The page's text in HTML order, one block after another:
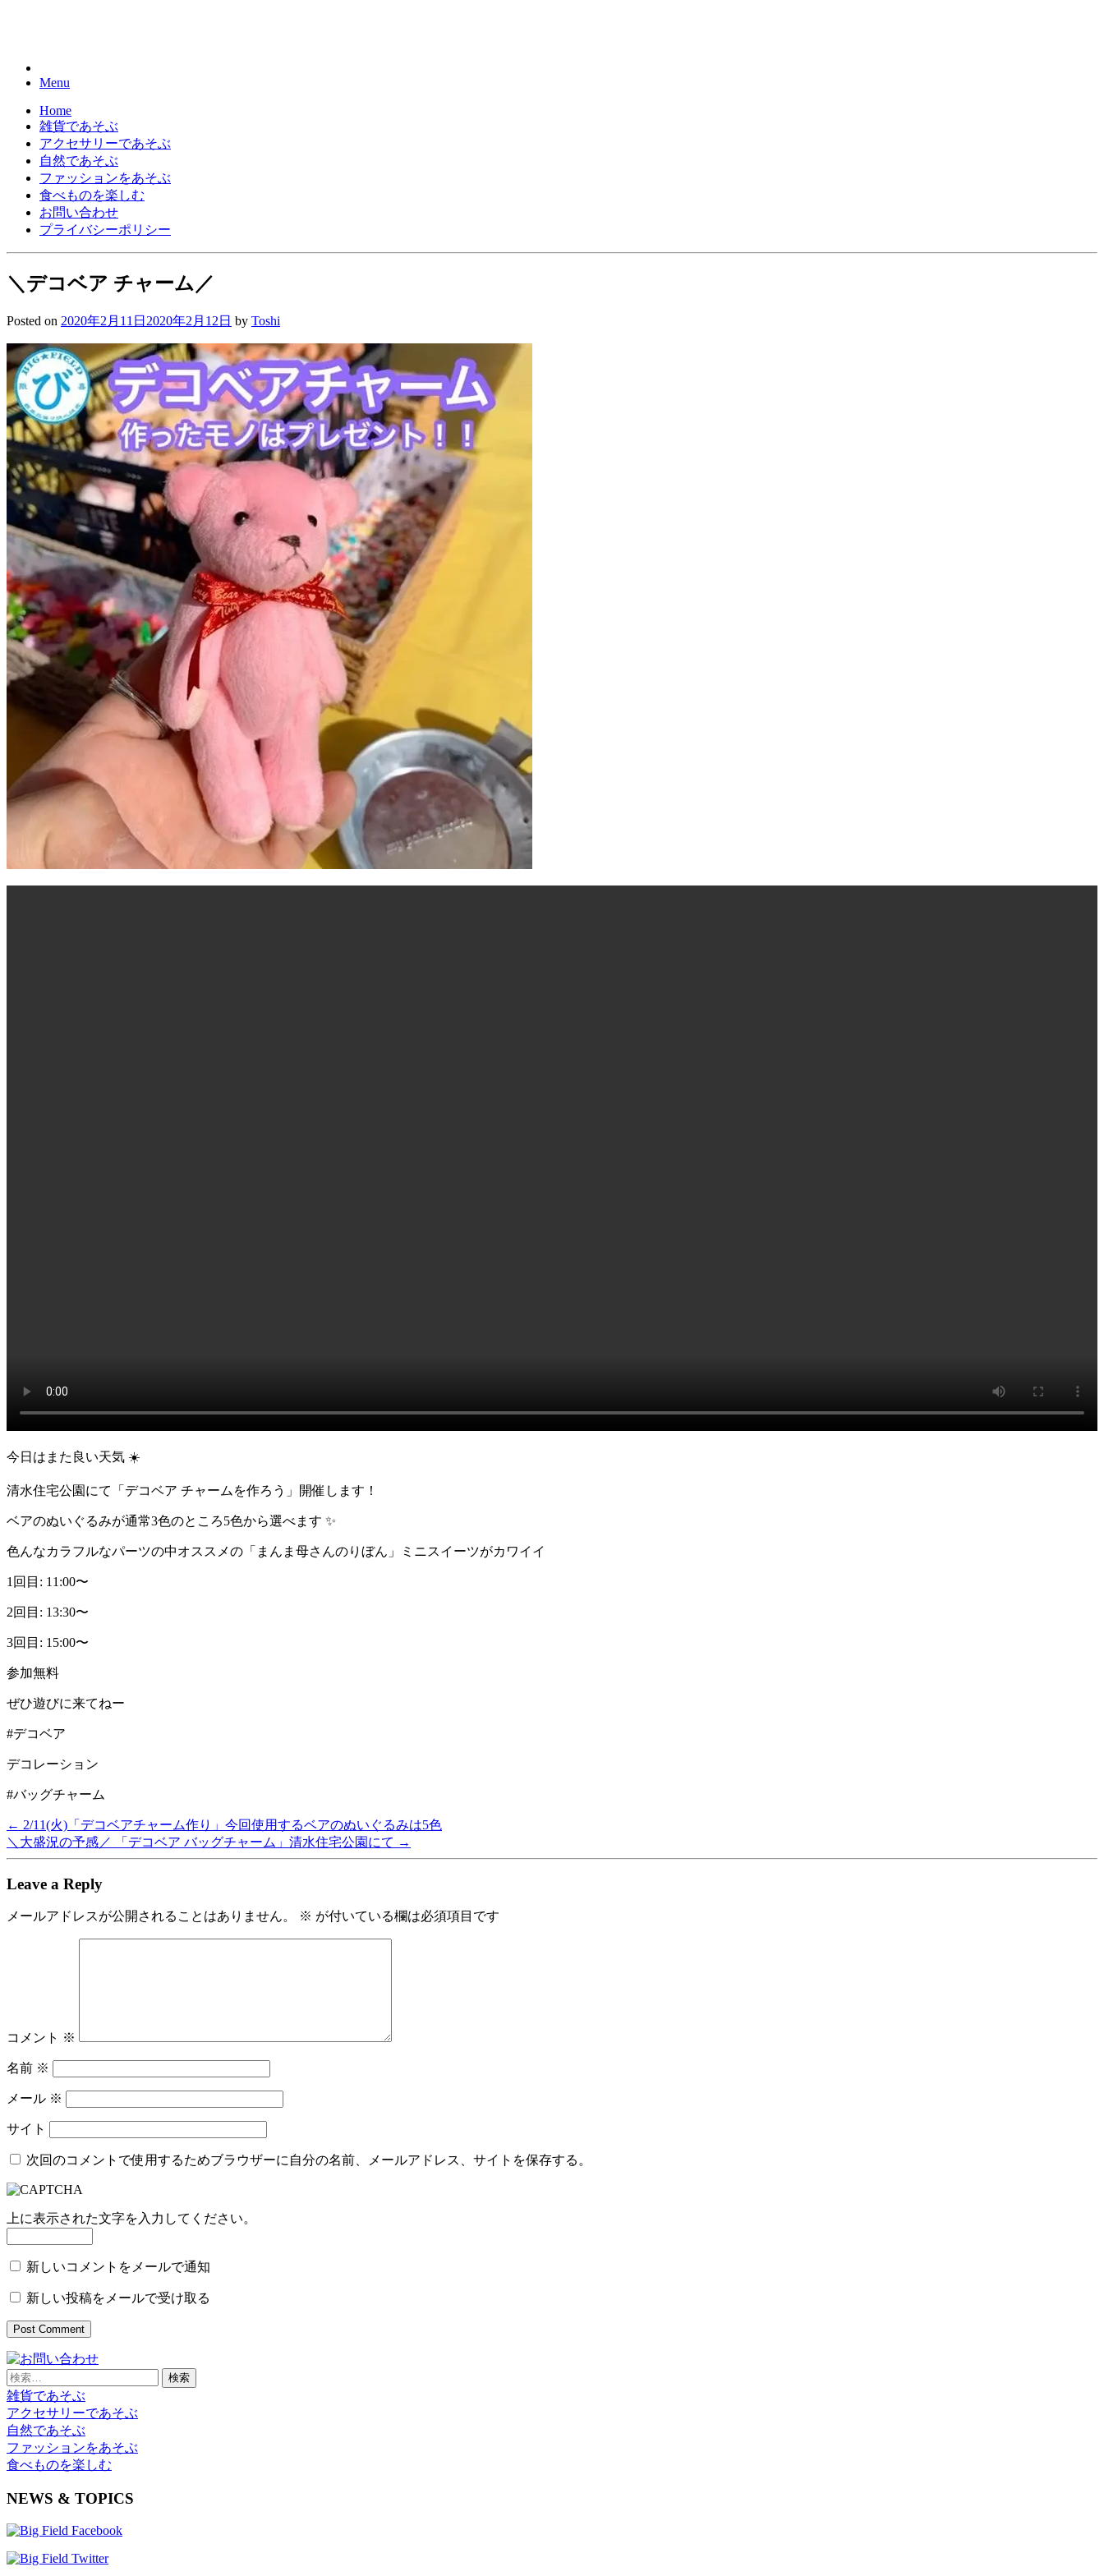
Menu
Home
雑貨であそぶ
アクセサリーであそぶ
自然であそぶ
ファッションをあそぶ
食べものを楽しむ
お問い合わせ
プライバシーポリシー
＼デコベア チャーム／
Posted on 2020年2月11日 2020年2月12日 by Toshi
今日はまた良い天気 ☀️
清水住宅公園にて「デコベア チャームを作ろう」開催します！
ベアのぬいぐるみが通常3色のところ5色から選べます ✨
色んなカラフルなパーツの中オススメの「まんま母さんのりぼん」ミニスイーツがカワイイ
1回目: 11:00〜
2回目: 13:30〜
3回目: 15:00〜
参加無料
ぜひ遊びに来てねー
#デコベア
デコレーション
#バッグチャーム
Post
navigation
← 2/11(火)「デコベアチャーム作り」 今回使用するベアのぬいぐるみは5色️
＼大盛況の予感／ 「デコベア バッグチャーム」清水住宅公園にて →
Leave a Reply
メールアドレスが公開されることはありません。 ※ が付いている欄は必須項目です
コメント ※
名前 ※
メール ※
サイト
次回のコメントで使用するためブラウザーに自分の名前、メールアドレス、サイトを保存する。
上に表示された文字を入力してください。
新しいコメントをメールで通知
新しい投稿をメールで受け取る
検
索:
雑貨であそぶ
アクセサリーであそぶ
自然であそぶ
ファッションをあそぶ
食べものを楽しむ
NEWS & TOPICS